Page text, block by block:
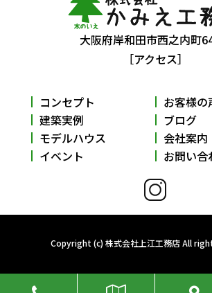
大阪府岸和田市西之内町
［アクセス］
コンセプト
建築実例
モデルハウス
イベント
お客様の
ブログ
会社案内
お問い合
Copyright (c) 株式会社上江工務店 All